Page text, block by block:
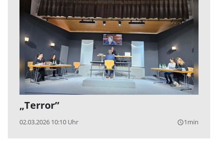
„Terror”
02.03.2026 10:10 Uhr query_builder1min